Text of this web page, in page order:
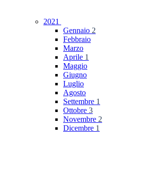
2021
Gennaio 2
Febbraio
Marzo
Aprile 1
Maggio
Giugno
Luglio
Agosto
Settembre 1
Ottobre 3
Novembre 2
Dicembre 1